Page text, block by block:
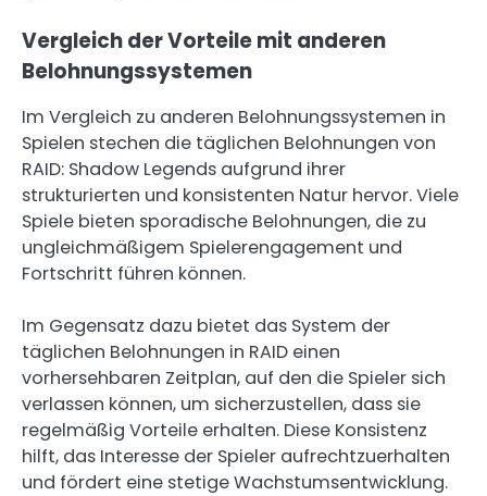
Vergleich der Vorteile mit anderen
Belohnungssystemen
Im Vergleich zu anderen Belohnungssystemen in
Spielen stechen die täglichen Belohnungen von
RAID: Shadow Legends aufgrund ihrer
strukturierten und konsistenten Natur hervor. Viele
Spiele bieten sporadische Belohnungen, die zu
ungleichmäßigem Spielerengagement und
Fortschritt führen können.
Im Gegensatz dazu bietet das System der
täglichen Belohnungen in RAID einen
vorhersehbaren Zeitplan, auf den die Spieler sich
verlassen können, um sicherzustellen, dass sie
regelmäßig Vorteile erhalten. Diese Konsistenz
hilft, das Interesse der Spieler aufrechtzuerhalten
und fördert eine stetige Wachstumsentwicklung.